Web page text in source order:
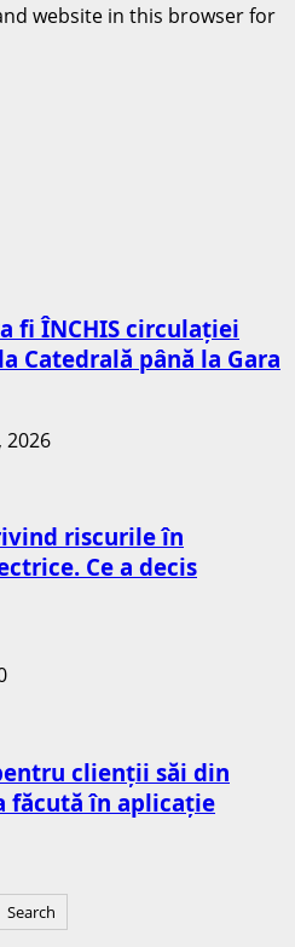
website in this browser for
fi ÎNCHIS circulației
Catedrală până la Gara
2026
riscurile în
Ce a decis
clienții săi din
făcută în aplicație
Search